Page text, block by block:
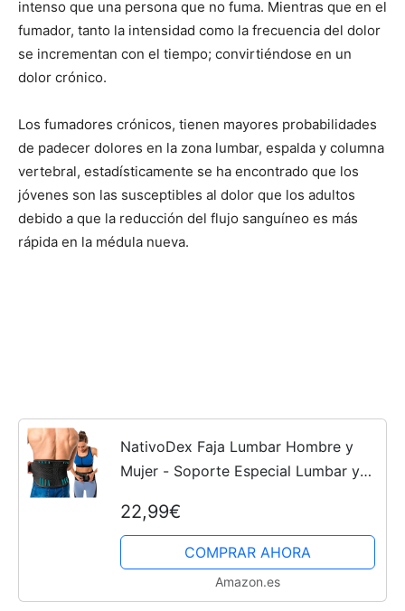
intenso que una persona que no fuma. Mientras que en el
fumador, tanto la intensidad como la frecuencia del dolor
se incrementan con el tiempo; convirtiéndose en un
dolor crónico.
Los fumadores crónicos, tienen mayores probabilidades
de padecer dolores en la zona lumbar, espalda y columna
vertebral, estadísticamente se ha encontrado que los
jóvenes son las susceptibles al dolor que los adultos
debido a que la reducción del flujo sanguíneo es más
rápida en la médula nueva.
NativoDex Faja Lumbar Hombre y
Mujer - Soporte Especial Lumbar y
Recupera Lesiones en Cintura y
Espalda - Cinturón Soporte...
22,99€
COMPRAR AHORA
Amazon.es